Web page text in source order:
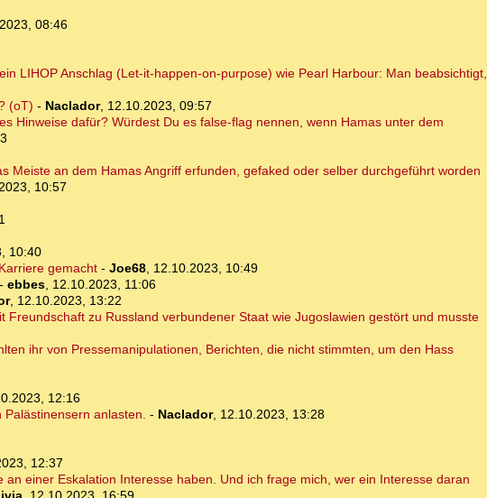
08:46
LIHOP Anschlag (Let-it-happen-on-purpose) wie Pearl Harbour: Man beabsichtigt,
(oT) - Naclador, 12.10.2023, 09:57
Hinweise dafür? Würdest Du es false-flag nennen, wenn Hamas unter dem
Meiste an dem Hamas Angriff erfunden, gefaked oder selber durchgeführt worden
10:57
10:40
gemacht- Joe68, 12.10.2023, 10:49
- ebbes, 12.10.2023, 11:06
, 12.10.2023, 13:22
zu Russland verbundener Staat wie Jugoslawien gestört und musste
ihr von Pressemanipulationen, Berichten, die nicht stimmten, um den Hass
12:16
anlasten. - Naclador, 12.10.2023, 13:28
12:37
einer Eskalation Interesse haben. Und ich frage mich, wer ein Interesse daran